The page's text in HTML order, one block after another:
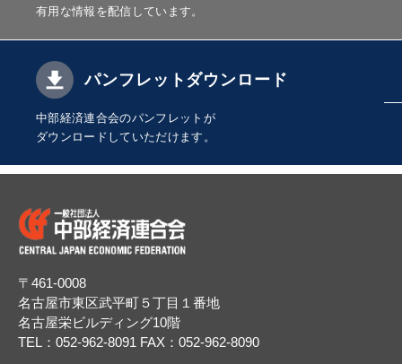
有用な情報を配信しています。
パンフレットダウンロード
中部経済連合会のパンフレットが
ダウンロードしていただけます。
〒461-0008
名古屋市東区武平町５丁目１番地
名古屋栄ビルディング10階
TEL：052-962-8091 FAX：052-962-8090